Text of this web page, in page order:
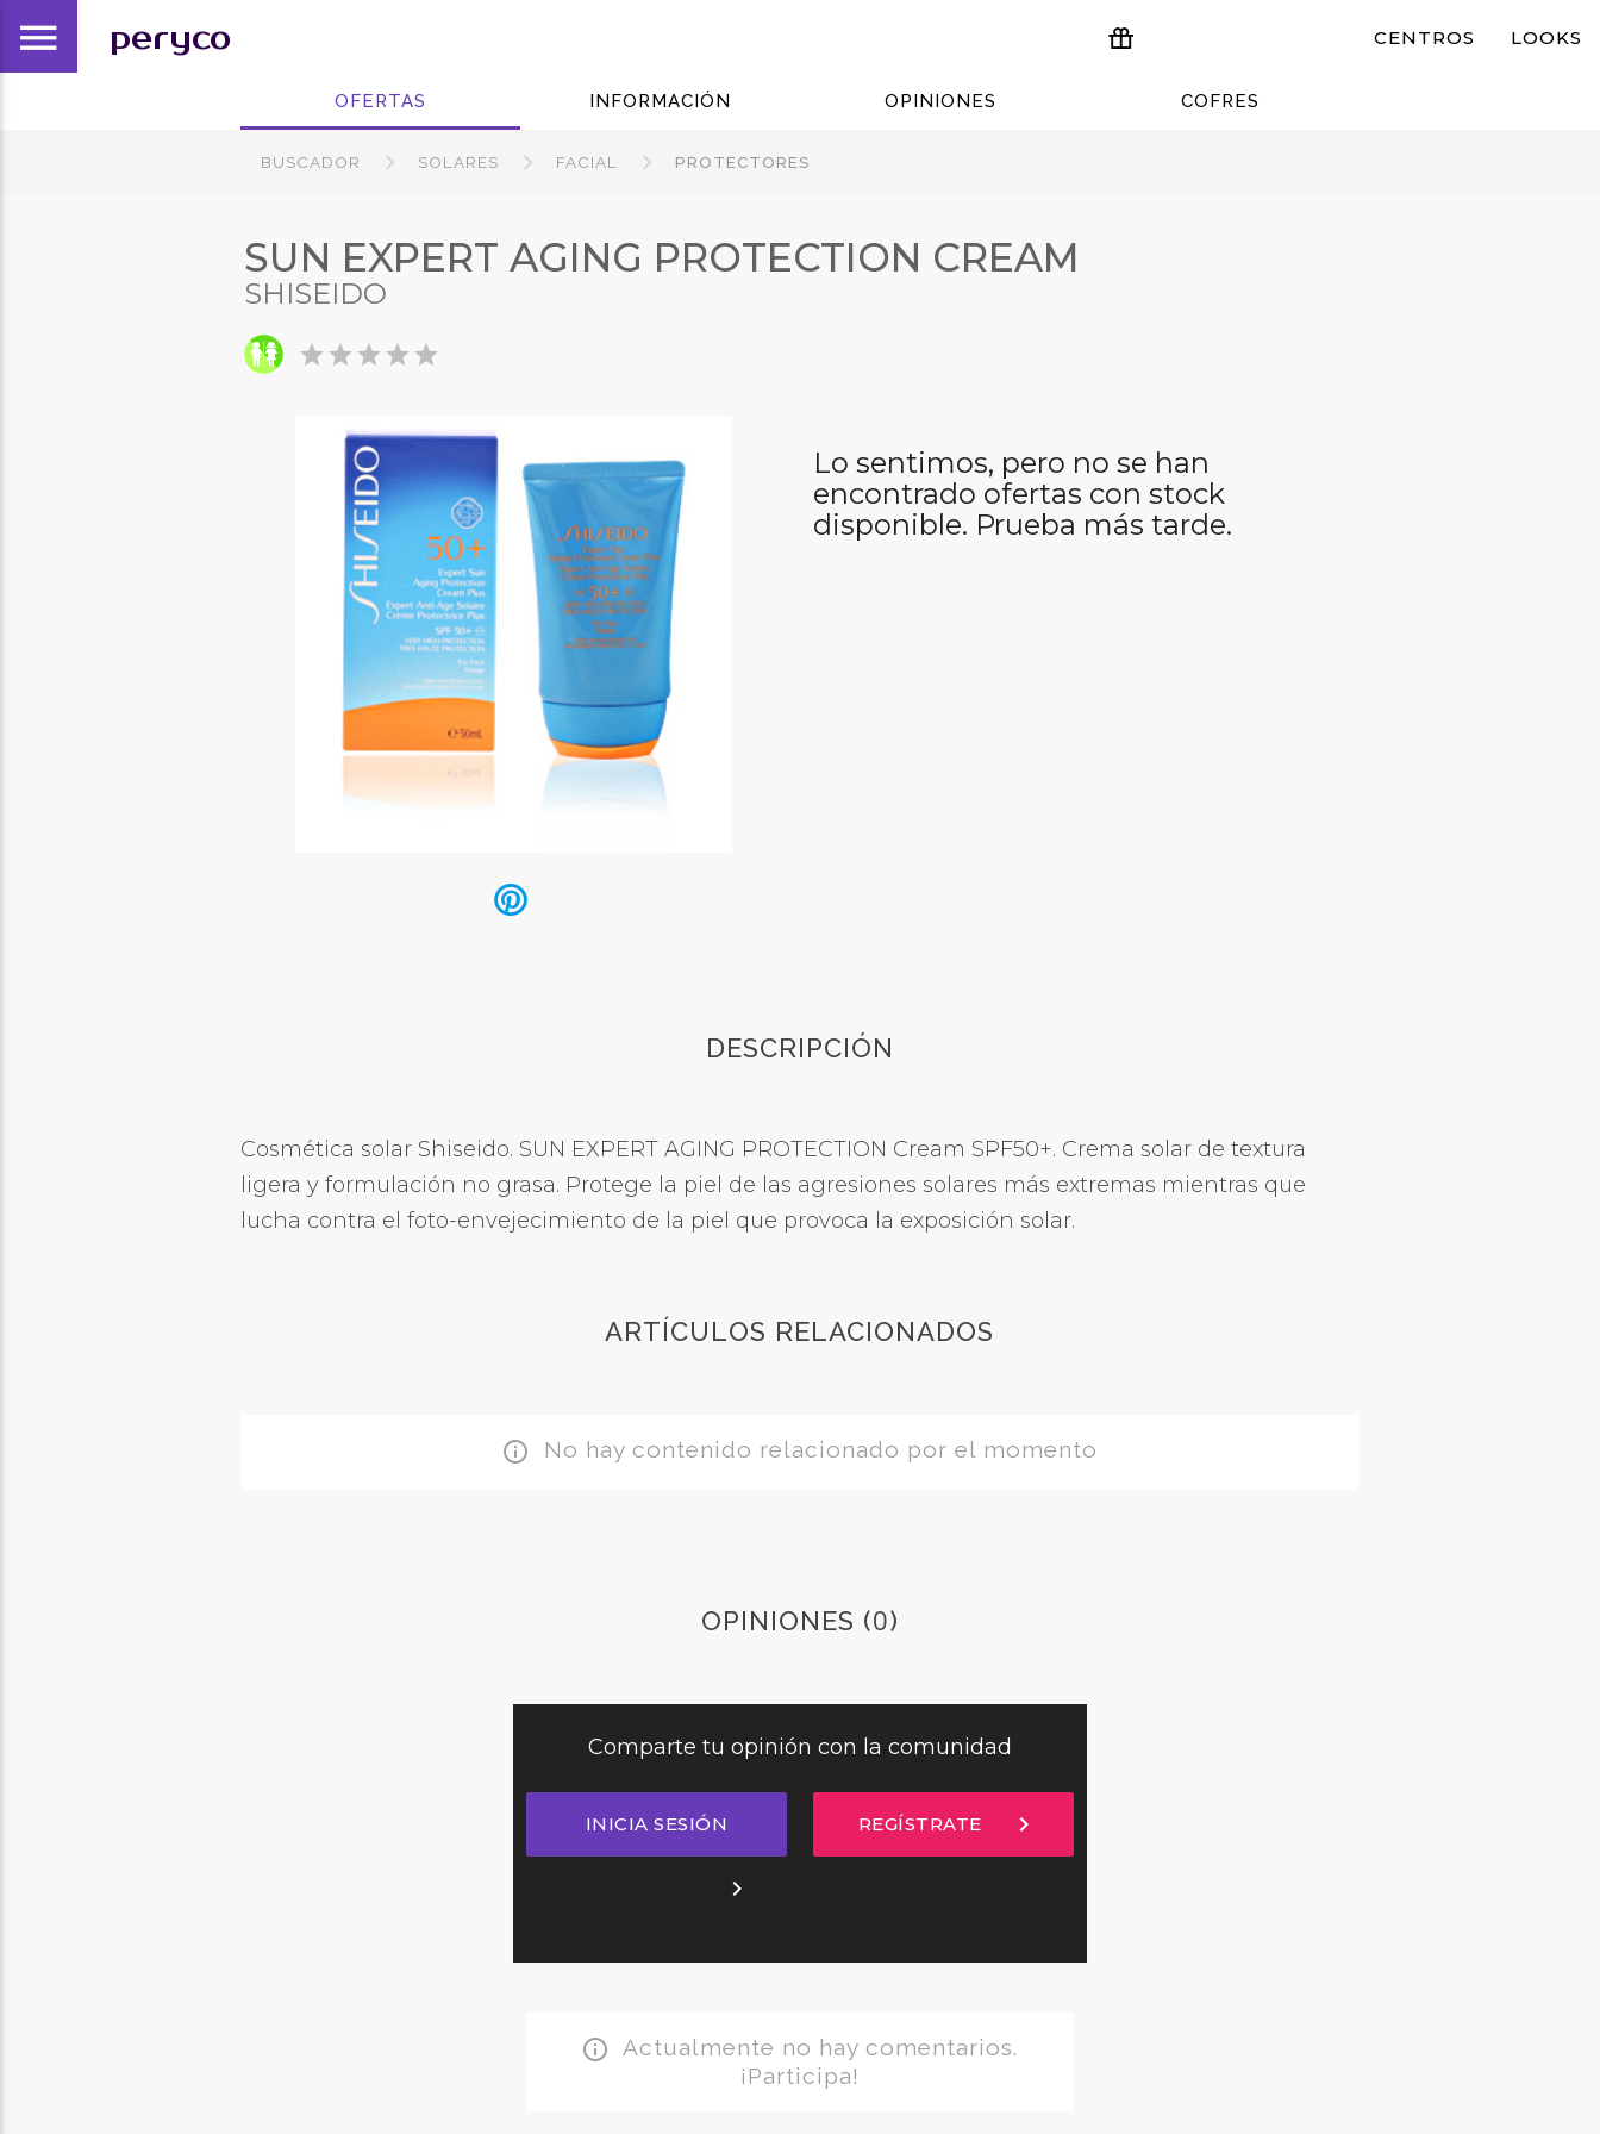
menu peryco
ESTUCHES Y REGALOS
CENTROS LOOKS
OFERTAS INFORMACIÓN OPINIONES COFRES
BUSCADOR SOLARES FACIAL PROTECTORES
SUN EXPERT AGING PROTECTION CREAM
SHISEIDO
starstarstarstarstar
Lo sentimos, pero no se han
encontrado ofertas con stock
disponible. Prueba más tarde.
DESCRIPCIÓN
Cosmética solar Shiseido. SUN EXPERT AGING PROTECTION Cream SPF50+. Crema solar de textura
ligera y formulación no grasa. Protege la piel de las agresiones solares más extremas mientras que
lucha contra el foto-envejecimiento de la piel que provoca la exposición solar.
ARTÍCULOS RELACIONADOS
info_outline No hay contenido relacionado por el momento
OPINIONES (0)
Comparte tu opinión con la comunidad
INICIA SESIÓN
chevron_right
REGÍSTRATE chevron_right
info_outline
Actualmente no hay comentarios.
¡Participa!